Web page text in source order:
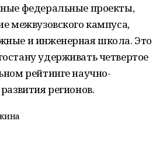
федеральные проекты,
межвузовского кампуса,
и инженерная школа. Это
удерживать четвертое
рейтинге научно-
регионов.